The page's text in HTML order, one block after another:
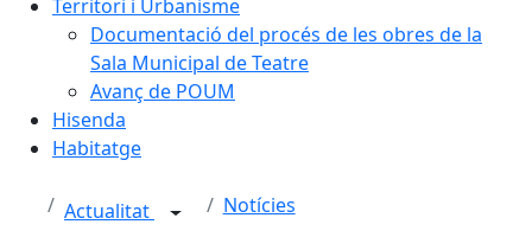
Territori i Urbanisme
Documentació del procés de les obres de la
Sala Municipal de Teatre
Avanç de POUM
Hisenda
Habitatge
Actualitat Notícies